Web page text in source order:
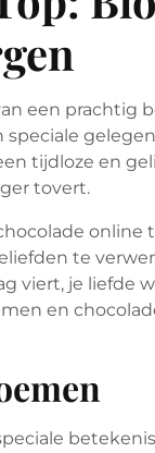
een
speciale
tijdloze en
tovert.
online
te
viert, je liefde
en